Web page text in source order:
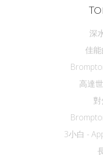
深
佳
高達
3小白 -